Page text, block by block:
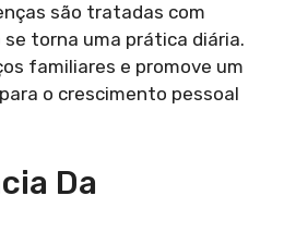
são tratadas com
torna uma prática diária.
familiares e promove um
o crescimento pessoal
Da